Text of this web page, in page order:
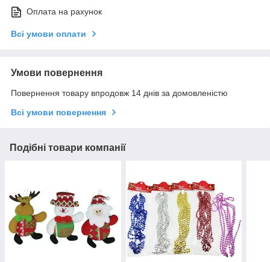
Оплата на рахунок
Всі умови оплати
Умови повернення
Повернення товару впродовж 14 днів за домовленістю
Всі умови повернення
Подібні товари компанії